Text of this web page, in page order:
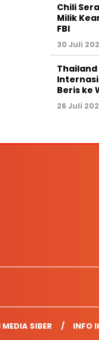
Chili
Milik
FBI
30 Juli
Thailand
Beris ke
26 Juli
SIBER INFO